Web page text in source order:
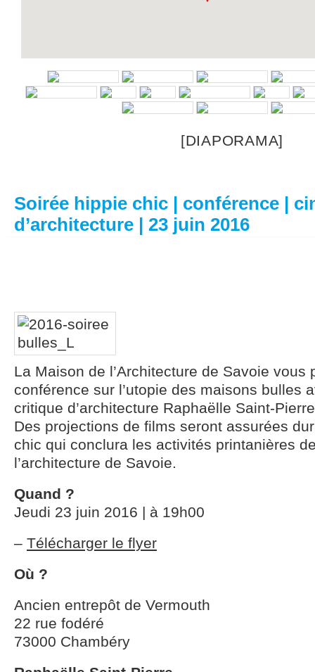
[DIAPORAMA]
Soirée hippie chic | conférence |
d’architecture | 23 juin 2016
La Maison de l’Architecture de Savoie vous
conférence sur l’utopie des maisons bulles
critique d’architecture Raphaëlle Saint-
Des projections de films seront assurées
chic qui conclura les activités printanières
l’architecture de Savoie.
Quand ?
Jeudi 23 juin 2016 | à 19h00
– Télécharger le flyer
Où ?
Ancien entrepôt de Vermouth
22 rue fodéré
73000 Chambéry